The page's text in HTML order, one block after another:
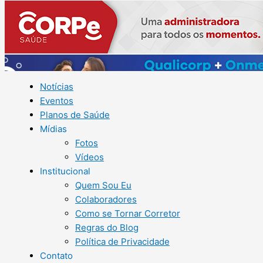
Notícias
Eventos
Planos de Saúde
Mídias
Fotos
Vídeos
Institucional
Quem Sou Eu
Colaboradores
Como se Tornar Corretor
Regras do Blog
Política de Privacidade
Contato